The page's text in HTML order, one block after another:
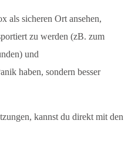
als sicheren Ort ansehen,
zu werden (zB. zum
und
haben, sondern besser
kannst du direkt mit den